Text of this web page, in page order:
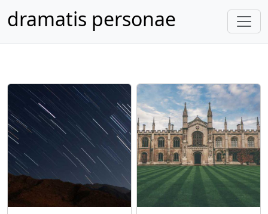
dramatis personae